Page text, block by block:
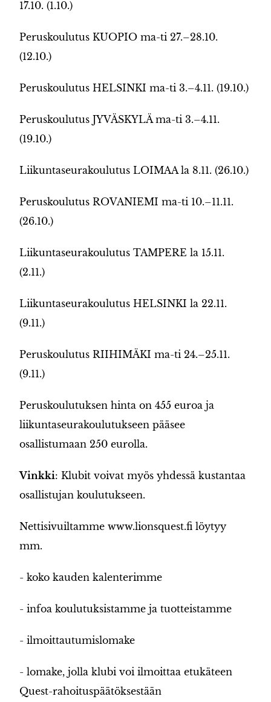
17.10. (1.10.)
Peruskoulutus KUOPIO ma-ti 27.–28.10.
(12.10.)
Peruskoulutus HELSINKI ma-ti 3.–4.11. (19.10.)
Peruskoulutus JYVÄSKYLÄ ma-ti 3.–4.11.
(19.10.)
Liikuntaseurakoulutus LOIMAA la 8.11. (26.10.)
Peruskoulutus ROVANIEMI ma-ti 10.–11.11.
(26.10.)
Liikuntaseurakoulutus TAMPERE la 15.11.
(2.11.)
Liikuntaseurakoulutus HELSINKI la 22.11.
(9.11.)
Peruskoulutus RIIHIMÄKI ma-ti 24.–25.11.
(9.11.)
Peruskoulutuksen hinta on 455 euroa ja
liikuntaseurakoulutukseen pääsee
osallistumaan 250 eurolla.
Vinkki: Klubit voivat myös yhdessä kustantaa
osallistujan koulutukseen.
Nettisivuiltamme www.lionsquest.fi löytyy
mm.
- koko kauden kalenterimme
- infoa koulutuksistamme ja tuotteistamme
- ilmoittautumislomake
- lomake, jolla klubi voi ilmoittaa etukäteen
Quest-rahoituspäätöksestään